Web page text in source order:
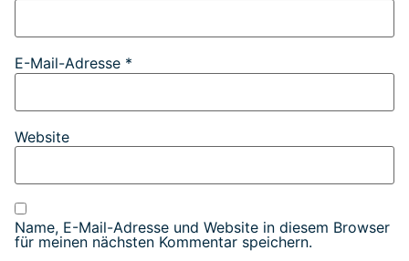
E-Mail-Adresse *
Website
Name, E-Mail-Adresse und Website in diesem Browser
für meinen nächsten Kommentar speichern.